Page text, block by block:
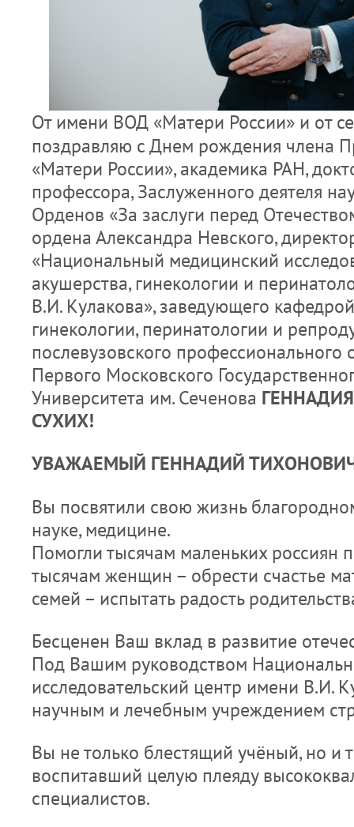
От имени ВОД «Матери России» и от
поздравляю с Днем рождения члена
«Матери России», академика РАН,
профессора, Заслуженного деятеля
Орденов «За заслуги перед
ордена Александра Невского,
«Национальный медицинский
акушерства, гинекологии и
В.И. Кулакова», заведующего
гинекологии, перинатологии и
послевузовского профессионального
Первого Московского
Университета им. Сеченова
СУХИХ!
УВАЖАЕМЫЙ ГЕННАДИЙ
Вы посвятили свою жизнь
науке, медицине.
Помогли тысячам маленьких россиян
тысячам женщин – обрести счастье
семей – испытать радость
Бесценен Ваш вклад в развитие
Под Вашим руководством
исследовательский центр имени В.И.
научным и лечебным учреждением
Вы не только блестящий учёный, но и
воспитавший целую плеяду
специалистов.